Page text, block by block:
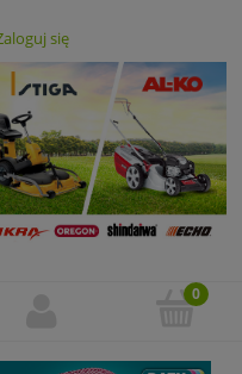
się